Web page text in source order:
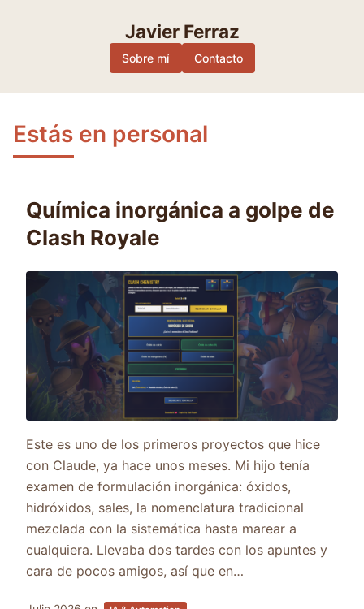
Javier Ferraz
Sobre mí Contacto
Estás en personal
Química inorgánica a golpe de
Clash Royale
Este es uno de los primeros proyectos que hice
con Claude, ya hace unos meses. Mi hijo tenía
examen de formulación inorgánica: óxidos,
hidróxidos, sales, la nomenclatura tradicional
mezclada con la sistemática hasta marear a
cualquiera. Llevaba dos tardes con los apuntes y
cara de pocos amigos, así que en…